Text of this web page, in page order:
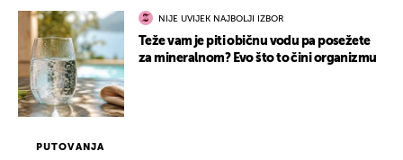
PUTOVANJA
NIJE UVIJEK NAJBOLJI IZBOR
Teže vam je piti običnu vodu pa posežete
za mineralnom? Evo što to čini organizmu